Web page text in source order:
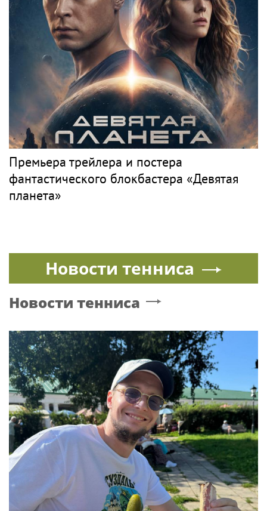
Премьера трейлера и постера
фантастического блокбастера «Девятая
планета»
Новости тенниса
Новости тенниса